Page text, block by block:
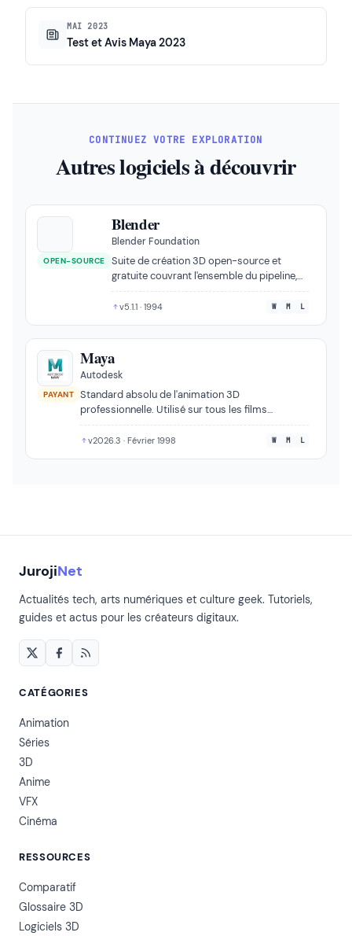
MAI 2023
Test et Avis Maya 2023
CONTINUEZ VOTRE EXPLORATION
Autres logiciels à découvrir
OPEN-SOURCE
Blender
Blender Foundation
Suite de création 3D open-source et
gratuite couvrant l'ensemble du pipeline,
de la modélisation au compositing.
v5.1.1 · 1994 W M L
PAYANT
Maya
Autodesk
Standard absolu de l'animation 3D
professionnelle. Utilisé sur tous les films
oscarisés pour leurs effets visuels depuis 1997,
de Matrix à Avatar.
v2026.3 · Février 1998 W M L
JurojiNet
Actualités tech, arts numériques et culture geek. Tutoriels,
guides et actus pour les créateurs digitaux.
CATÉGORIES
Animation
Séries
3D
Anime
VFX
Cinéma
RESSOURCES
Comparatif
Glossaire 3D
Logiciels 3D